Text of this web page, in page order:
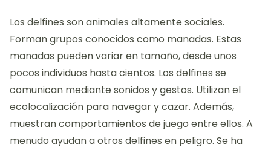
Los delfines son animales altamente sociales.
Forman grupos conocidos como manadas. Estas
manadas pueden variar en tamaño, desde unos
pocos individuos hasta cientos. Los delfines se
comunican mediante sonidos y gestos. Utilizan el
ecolocalización para navegar y cazar. Además,
muestran comportamientos de juego entre ellos. A
menudo ayudan a otros delfines en peligro. Se ha